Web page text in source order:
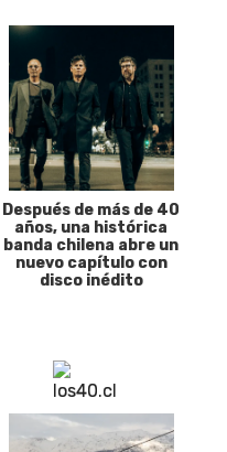
Después de más de 40
años, una histórica
banda chilena abre un
nuevo capítulo con
disco inédito